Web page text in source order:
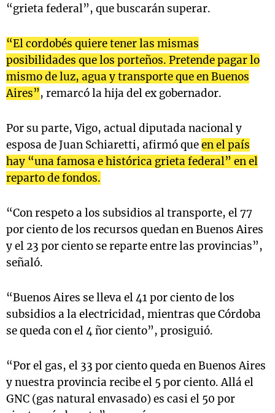
“grieta federal”, que buscarán superar.
“El cordobés quiere tener las mismas
posibilidades que los porteños. Pretende pagar lo
mismo de luz, agua y transporte que en Buenos
Aires”, remarcó la hija del ex gobernador.
Por su parte, Vigo, actual diputada nacional y
esposa de Juan Schiaretti, afirmó queen el país
hay “una famosa e histórica grieta federal” en el
reparto de fondos.
“Con respeto a los subsidios al transporte, el 77
por ciento de los recursos quedan en Buenos Aires
y el 23 por ciento se reparte entre las provincias”,
señaló.
“Buenos Aires se lleva el 41 por ciento de los
subsidios a la electricidad, mientras que Córdoba
se queda con el 4 ñor ciento”, prosiguió.
“Por el gas, el 33 por ciento queda en Buenos Aires
y nuestra provincia recibe el 5 por ciento. Allá el
GNC (gas natural envasado) es casi el 50 por